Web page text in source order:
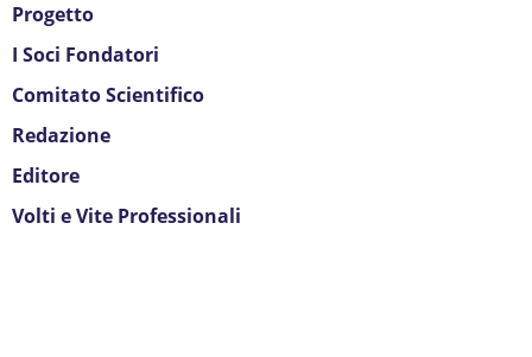
Progetto
I Soci Fondatori
Comitato Scientifico
Redazione
Editore
Volti e Vite Professionali